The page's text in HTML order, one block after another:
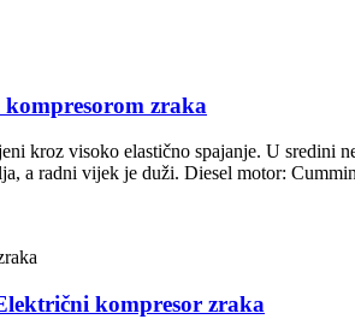
zraka
kroz visoko elastično spajanje. U sredini
a radni vijek je duži. Diesel motor:
kompresor zraka